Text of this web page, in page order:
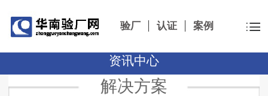
验厂 认证 案例
资讯中心
解决方案